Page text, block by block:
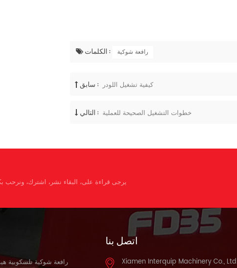
الكلمات : رافعة شوكية
سابق : كيفية تشغيل اللودر
التالي : خطوات التشغيل الصحيحة للعملية
يرجى قراءة على، البقاء نشر، اشترك، ونرحب
اتصل بنا
Xiamen Interquip Machinery Co., Ltd.